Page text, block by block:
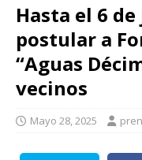
Hasta el 6
postular a
“Aguas
vecinos
Mayo 28, 2025